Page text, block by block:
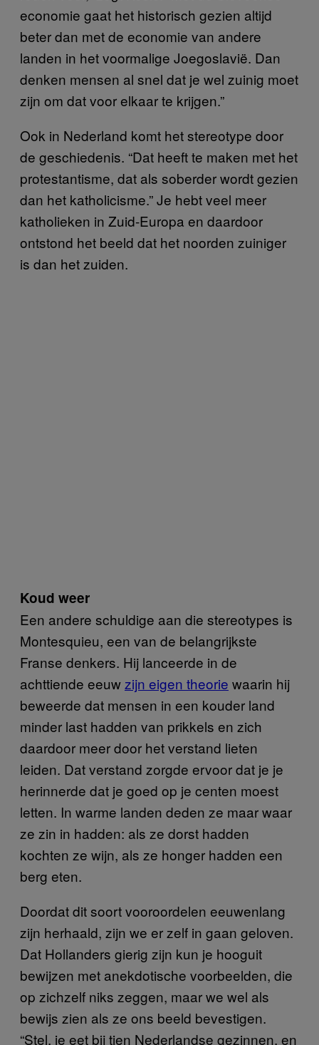
economie gaat het historisch gezien altijd
beter dan met de economie van andere
landen in het voormalige Joegoslavië. Dan
denken mensen al snel dat je wel zuinig moet
zijn om dat voor elkaar te krijgen.”
Ook in Nederland komt het stereotype door
de geschiedenis. “Dat heeft te maken met het
protestantisme, dat als soberder wordt gezien
dan het katholicisme.” Je hebt veel meer
katholieken in Zuid-Europa en daardoor
ontstond het beeld dat het noorden zuiniger
is dan het zuiden.
Koud weer
Een andere schuldige aan die stereotypes is
Montesquieu, een van de belangrijkste
Franse denkers. Hij lanceerde in de
achttiende eeuwzijn eigen theorie waarin hij
beweerde dat mensen in een kouder land
minder last hadden van prikkels en zich
daardoor meer door het verstand lieten
leiden. Dat verstand zorgde ervoor dat je je
herinnerde dat je goed op je centen moest
letten. In warme landen deden ze maar waar
ze zin in hadden: als ze dorst hadden
kochten ze wijn, als ze honger hadden een
berg eten.
Doordat dit soort vooroordelen eeuwenlang
zijn herhaald, zijn we er zelf in gaan geloven.
Dat Hollanders gierig zijn kun je hooguit
bewijzen met anekdotische voorbeelden, die
op zichzelf niks zeggen, maar we wel als
bewijs zien als ze ons beeld bevestigen.
“Stel, je eet bij tien Nederlandse gezinnen, en